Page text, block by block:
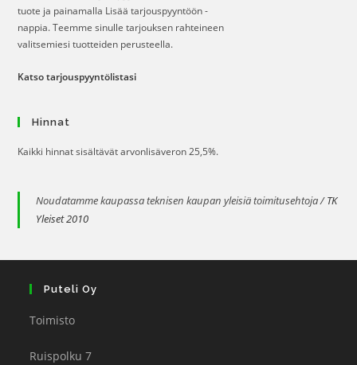
tuote ja painamalla Lisää tarjouspyyntöön -
nappia. Teemme sinulle tarjouksen rahteineen
valitsemiesi tuotteiden perusteella.
Katso tarjouspyyntölistasi
Hinnat
Kaikki hinnat sisältävät arvonlisäveron 25,5%.
Noudatamme kaupassa teknisen kaupan yleisiä toimitusehtoja /TK
Yleiset 2010
Puteli Oy
Toimisto
Ruispolku 7